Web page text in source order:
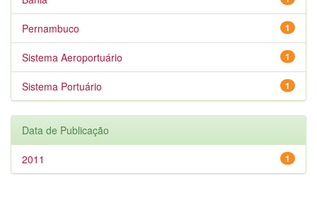
1
Pernambuco
1
Sistema Aeroportuário
1
Sistema Portuário
Data de Publicação
1
2011